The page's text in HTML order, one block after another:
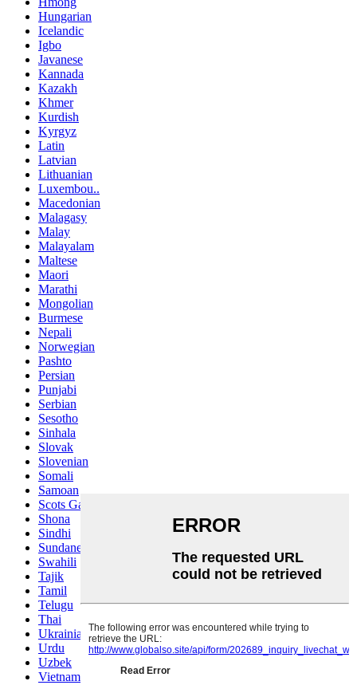
Hungarian
Icelandic
Igbo
Javanese
Kannada
Kazakh
Khmer
Kurdish
Kyrgyz
Latin
Latvian
Lithuanian
Luxembou..
Macedonian
Malagasy
Malay
Malayalam
Maltese
Maori
Marathi
Mongolian
Burmese
Nepali
Norwegian
Pashto
Persian
Punjabi
Serbian
Sesotho
Sinhala
Slovak
Slovenian
Somali
Samoan
Scots Gaelic
Shona
Sindhi
Sundanese
Swahili
Tajik
Tamil
Telugu
Thai
Ukrainian
Urdu
Uzbek
Vietnamese